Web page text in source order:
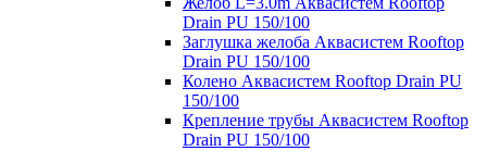
Drain PU 150/100
Заглушка желоба Аквасистем Rooftop
Drain PU 150/100
Колено Аквасистем Rooftop Drain PU
150/100
Крепление трубы Аквасистем Rooftop
Drain PU 150/100